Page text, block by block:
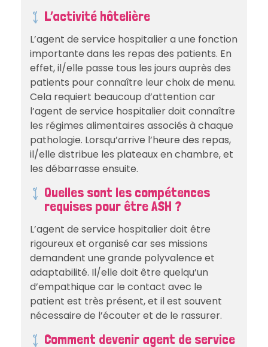
L’activité hôtelière
L’agent de service hospitalier a une fonction
importante dans les repas des patients. En
effet, il/elle passe tous les jours auprès des
patients pour connaître leur choix de menu.
Cela requiert beaucoup d’attention car
l’agent de service hospitalier doit connaître
les régimes alimentaires associés à chaque
pathologie. Lorsqu’arrive l’heure des repas,
il/elle distribue les plateaux en chambre, et
les débarrasse ensuite.
Quelles sont les compétences
requises pour être ASH ?
L’agent de service hospitalier doit être
rigoureux et organisé car ses missions
demandent une grande polyvalence et
adaptabilité. Il/elle doit être quelqu’un
d’empathique car le contact avec le
patient est très présent, et il est souvent
nécessaire de l’écouter et de le rassurer.
Comment devenir agent de service